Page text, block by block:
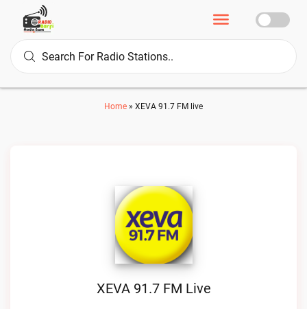
Home » XEVA 91.7 FM live
XEVA 91.7 FM Live